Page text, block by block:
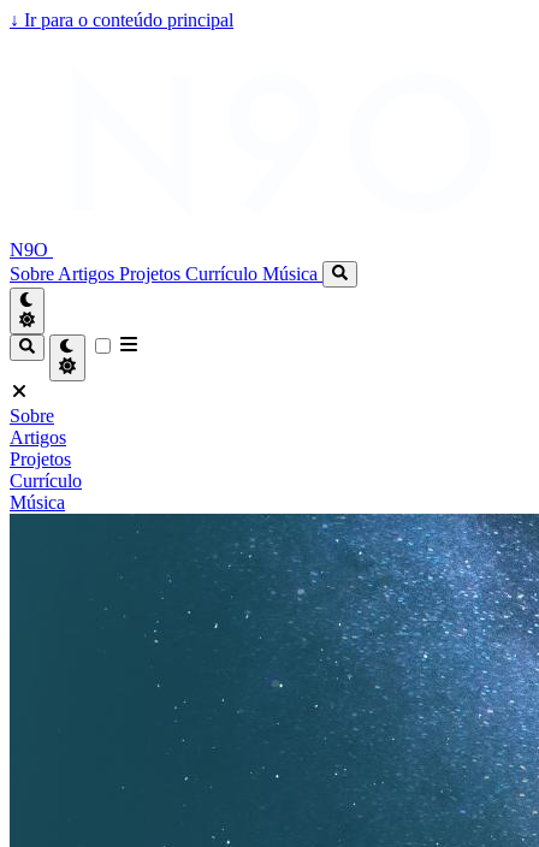
↓ Ir para o conteúdo principal
N9O
Sobre Artigos Projetos Currículo Música
Sobre
Artigos
Projetos
Currículo
Música